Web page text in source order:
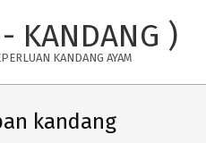
KANDANG )
KANDANG AYAM
kandang